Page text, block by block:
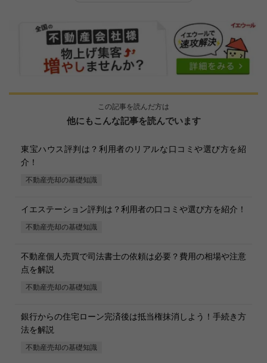
この記事を読んだ方は
他にもこんな記事を読んでいます
東宝ハウス評判は？利用者のリアルな口コミや選び方を紹
介！
不動産売却の基礎知識
イエステーション評判は？利用者の口コミや選び方を紹介！
不動産売却の基礎知識
不動産個人売買で司法書士の依頼は必要？費用の相場や注意
点を解説
不動産売却の基礎知識
銀行からの住宅ローン完済後は抵当権抹消しよう！手続き方
法を解説
不動産売却の基礎知識